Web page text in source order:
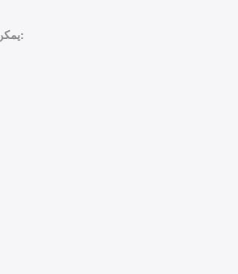
يمكن أن تُسبب قطرة ضغط العين زولامول الأعراض الجانبية الآتية بسبب مادة دورزولاميد: